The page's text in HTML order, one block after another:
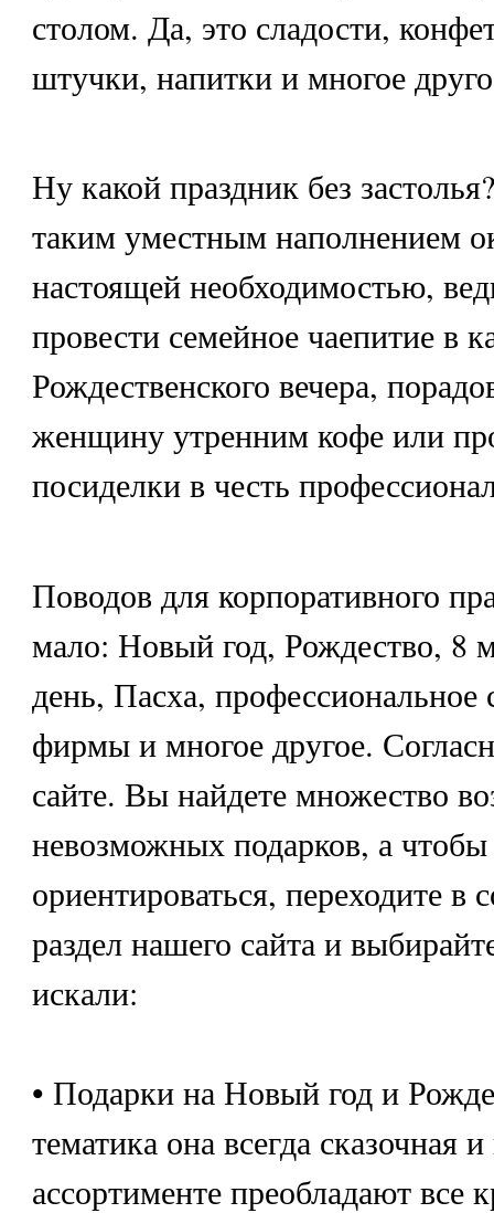
столом. Да, это сладости,
штучки, напитки и многое
Ну какой праздник без
таким уместным наполнением
настоящей необходимостью,
провести семейное чаепитие в
Рождественского вечера,
женщину утренним кофе или
посиделки в честь
Поводов для корпоративного
мало: Новый год, Рождество, 8
день, Пасха,
фирмы и многое другое.
сайте. Вы найдете множество
невозможных подарков, а
ориентироваться, переходите в
раздел нашего сайта и
искали:
• Подарки на Новый год и
тематика она всегда сказочная
ассортименте преобладают все